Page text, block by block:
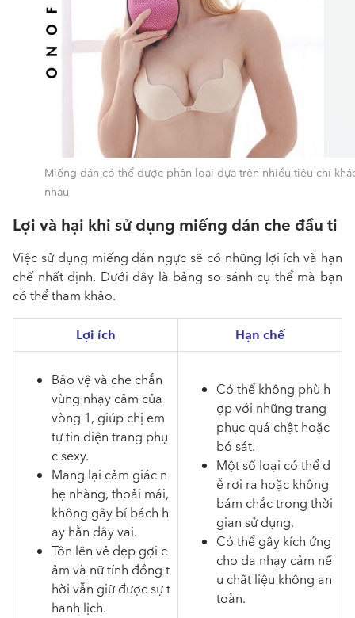
Miếng dán có thể được phân loại dựa trên nhiều tiêu chí
nhau
Lợi và hại khi sử dụng miếng dán che đầu ti
Việc sử dụng miếng dán ngực sẽ có những lợi ích và hạn
chế nhất định. Dưới đây là bảng so sánh cụ thể mà bạn
có thể tham khảo.
Lợi ích Hạn chế
Bảo vệ và che chắn
vùng nhạy cảm của
vòng 1, giúp chị em
tự tin diện trang phụ
c sexy.
Mang lại cảm giác n
hẹ nhàng, thoải mái,
không gây bí bách h
ay hằn dây vai.
Tôn lên vẻ đẹp gợi c
ảm và nữ tính đồng t
hời vẫn giữ được sự t
hanh lịch.
Có thể không phù h
ợp với những trang
phục quá chật hoặc
bó sát.
Một số loại có thể d
ễ rơi ra hoặc không
bám chắc trong thời
gian sử dụng.
Có thể gây kích ứng
cho da nhạy cảm nế
u chất liệu không an
toàn.